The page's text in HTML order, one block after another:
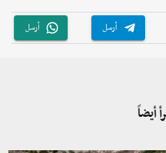
أرسل أرسل
أيضاً